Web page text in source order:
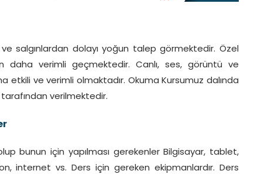
salgınlardan dolayı yoğun talep görmektedir. Özel
daha verimli geçmektedir. Canlı, ses, görüntü ve
ve verimli olmaktadır. Okuma Kursumuz dalında
verilmektedir.
bunun için yapılması gerekenler Bilgisayar, tablet,
internet vs. Ders için gereken ekipmanlardır. Ders